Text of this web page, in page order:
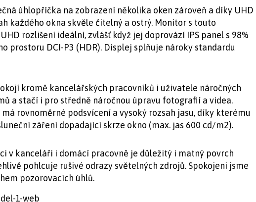
úhlopříčka na zobrazení několika oken zároveň a díky UHD
každého okna skvěle čitelný a ostrý. Monitor s touto
rozlišení ideální, zvlášť když jej doprovází IPS panel s 98%
prostoru DCI-P3 (HDR). Displej splňuje nároky standardu
kromě kancelářských pracovníků i uživatele náročných
a stačí i pro středně náročnou úpravu fotografií a videa.
rovnoměrné podsvícení a vysoký rozsah jasu, díky kterému
záření dopadající skrze okno (max. jas 600 cd/m2).
v kanceláři i domácí pracovně je důležitý i matný povrch
pohlcuje rušivé odrazy světelných zdrojů. Spokojeni jsme
pozorovacích úhlů.